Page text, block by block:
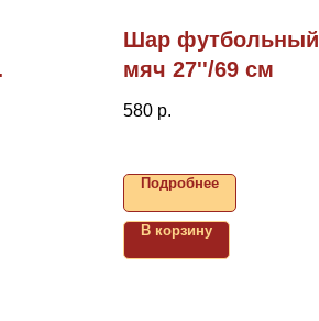
Шар футбольный
мяч 27''/69 см
580 р.
Подробнее
В корзину